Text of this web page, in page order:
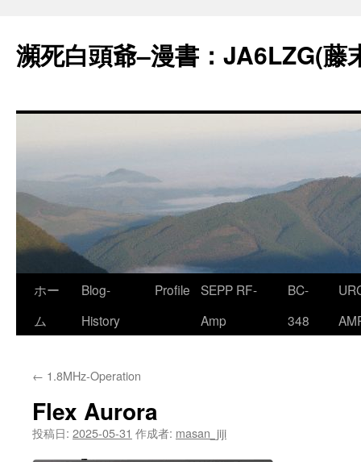
テ
ン
ス
瀕死白頭爺–漫書：JA6LZG(藤
ホー
ム
Blog-
History
Profile
SEPP RF-
Amp
BC-
348
← 1.8MHz-Operation
Flex Aurora
投稿日: 2025-05-31 作成者: masan_jiji